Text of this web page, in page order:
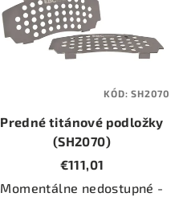
r
p
p
o
Predné titánové podložky
(SH2070)
€111,01
Momentálne nedostupné -
KÓD:SH2070